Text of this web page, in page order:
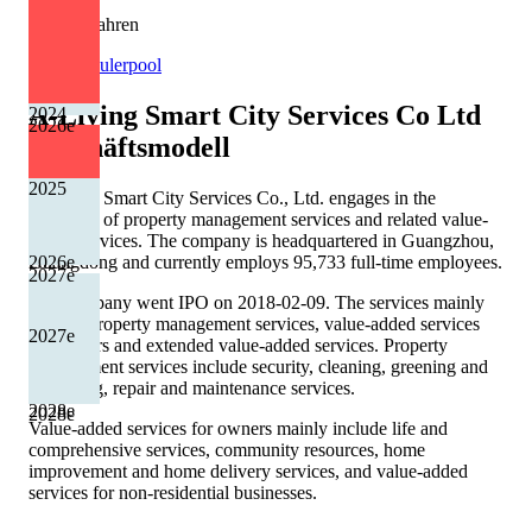
2026e
2027e
2028e
2024
2025
2026e
2027e
2028e
3 von 5 Jahren
Quelle: Eulerpool
A-Living Smart City Services Co Ltd
Geschäftsmodell
A-Living Smart City Services Co., Ltd. engages in the
provision of property management services and related value-
added services. The company is headquartered in Guangzhou,
Guangdong and currently employs 95,733 full-time employees.
The company went IPO on 2018-02-09. The services mainly
include property management services, value-added services
for owners and extended value-added services. Property
management services include security, cleaning, greening and
gardening, repair and maintenance services.
Value-added services for owners mainly include life and
comprehensive services, community resources, home
improvement and home delivery services, and value-added
services for non-residential businesses.